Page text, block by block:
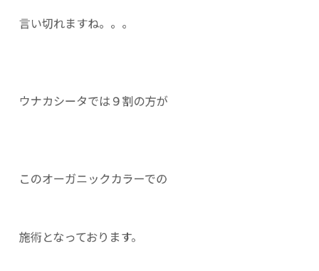
言い切れますね。。。
ウナカシータでは９割の方が
このオーガニックカラーでの
施術となっております。